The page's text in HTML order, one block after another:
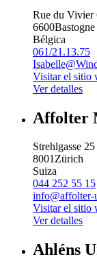
Rue du Vivier
6600Bastogne
Bélgica
061/21.13.75
Visitar el sitio
Ver detalles
Affolter
Strehlgasse 25
8001Zürich
Suiza
044 252 55 15
info@affolter-
Visitar el sitio
Ver detalles
Ahléns